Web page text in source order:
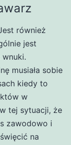
również
jest
musiała sobie
kiedy to
w
tej sytuacji, że
zawodowo i
na